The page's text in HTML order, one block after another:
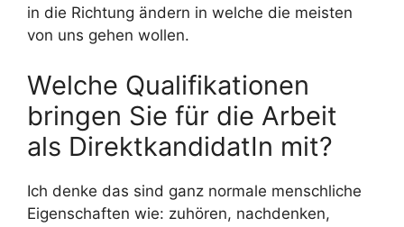
in die Richtung ändern in welche die meisten
von uns gehen wollen.
Welche Qualifikationen
bringen Sie für die Arbeit
als DirektkandidatIn mit?
Ich denke das sind ganz normale menschliche
Eigenschaften wie: zuhören, nachdenken,